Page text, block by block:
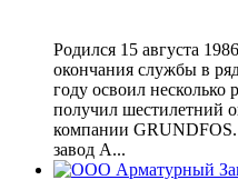
Родился 15 августа
окончания службы в
году освоил несколько
получил шестилетний
компании
завод А...